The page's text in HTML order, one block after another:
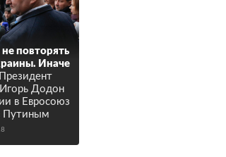
повторять
Иначе
Президент
Додон
в Евросоюз
Путиным